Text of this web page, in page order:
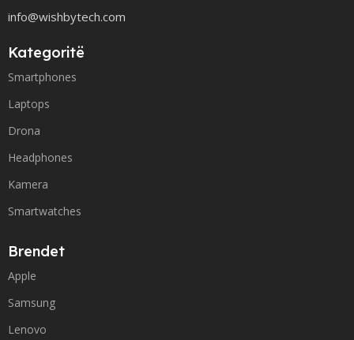
info@wishbytech.com
Kategoritë
Smartphones
Laptops
Drona
Headphones
Kamera
Smartwatches
Brendet
Apple
Samsung
Lenovo